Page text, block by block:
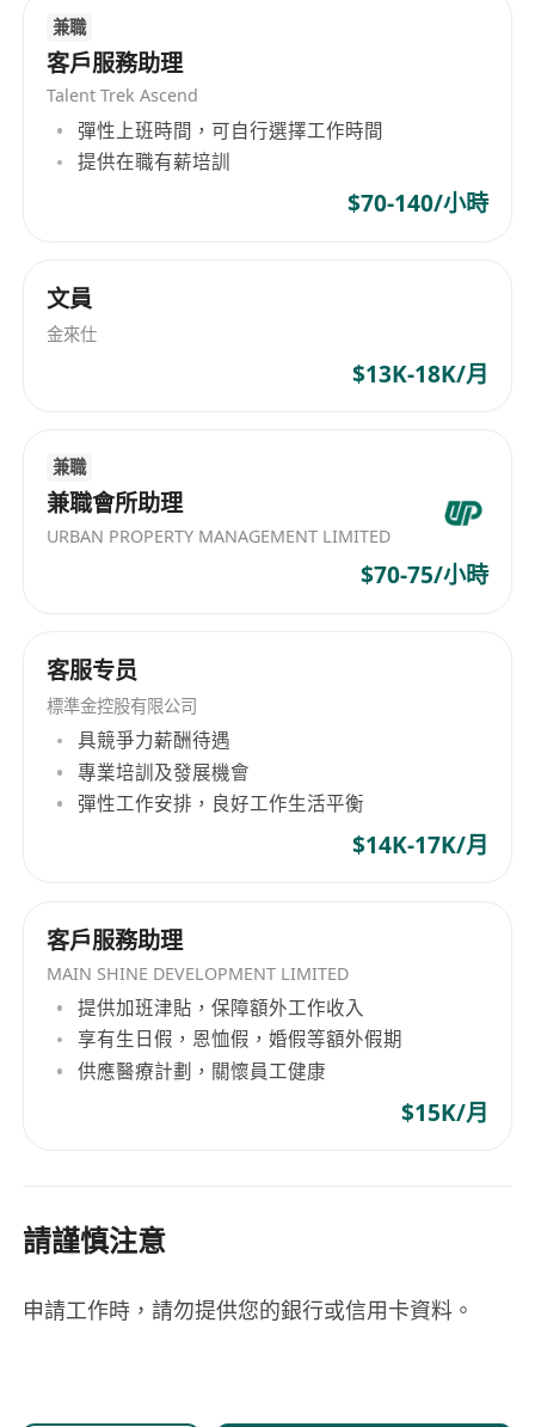
products, we have provided quality resources to
schools in Hong Kong, Macau and Mainland
China. As we navigate the emerging markets in
China and Taiwan, we are looking for
passionate individuals to join our team.
兼職
客戶服務助理
Talent Trek Ascend
彈性上班時間，可自行選擇工作時間
提供在職有薪培訓
$70-140/小時
文員
金來仕
$13K-18K/月
兼職
兼職會所助理
URBAN PROPERTY MANAGEMENT LIMITED
$70-75/小時
客服专员
標準金控股有限公司
具競爭力薪酬待遇
專業培訓及發展機會
彈性工作安排，良好工作生活平衡
$14K-17K/月
客戶服務助理
MAIN SHINE DEVELOPMENT LIMITED
提供加班津貼，保障額外工作收入
享有生日假，恩恤假，婚假等額外假期
供應醫療計劃，關懷員工健康
$15K/月
請謹慎注意
申請工作時，請勿提供您的銀行或信用卡資料。